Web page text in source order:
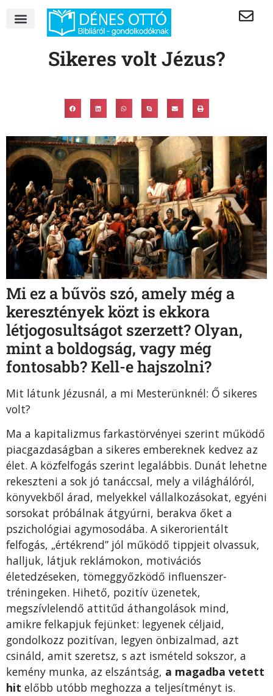
Sikeres volt Jézus?
Mi ez a bűvös szó, amely még a
keresztények közt is ekkora
létjogosultságot szerzett? Olyan,
mint a boldogság, vagy még
fontosabb? Kell-e hajszolni?
Mit látunk Jézusnál, a mi Mesterünknél: Ő sikeres
volt?
Ma a kapitalizmus farkastörvényei szerint működő
piacgazdaságban a sikeres embereknek kedvez az
élet. A közfelfogás szerint legalábbis. Dunát lehetne
rekeszteni a sok jó tanáccsal, mely a világhálóról,
könyvekből árad, melyekkel vállalkozásokat, egyéni
sorsokat próbálnak átgyúrni, berakva őket a
pszichológiai agymosodába. A sikerorientált
felfogás, „értékrend” jól működő tippjeit olvassuk,
halljuk, látjuk reklámokon, motivációs
életedzéseken, tömeggyőzködő influenszer-
tréningeken. Hihető, pozitív üzenetek,
megszívlelendő attitűd áthangolások mind,
amikre felkapjuk fejünket: legyenek céljaid,
gondolkozz pozitívan, legyen önbizalmad, azt
csináld, amit szeretsz, s azt ismételd sokszor, a
kemény munka, az elszántság, a magadba vetett
hit előbb utóbb meghozza a teljesítményt is.